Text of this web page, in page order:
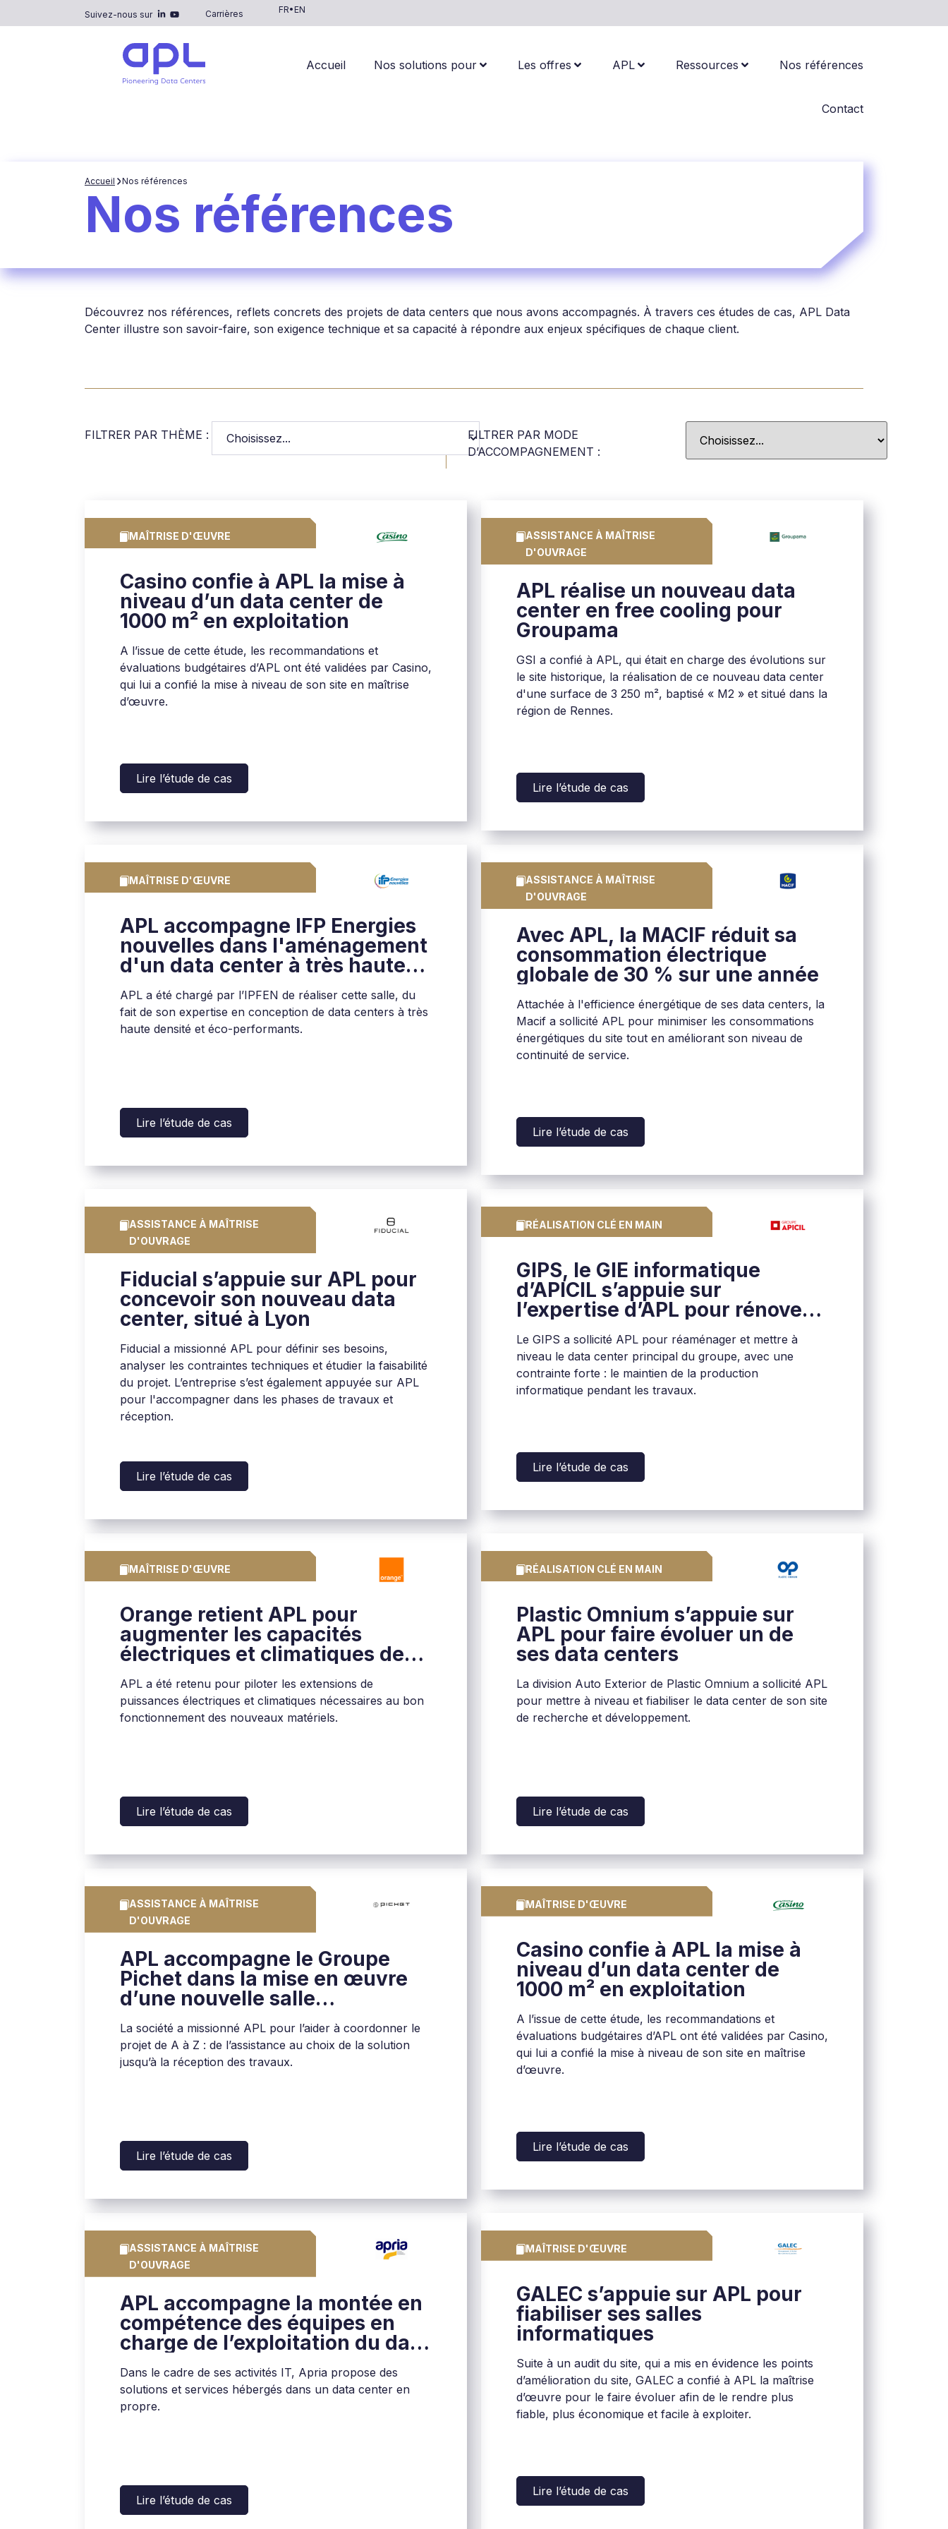
Suivez-nous sur Carrières FR•EN
Accueil Nos solutions pour Les offres APL Ressources Nos références
Contact
Accueil Nos références
Nos références
Découvrez nos références, reflets concrets des projets de data centers que nous avons accompagnés. À travers ces études de cas, APL Data
Center illustre son savoir-faire, son exigence technique et sa capacité à répondre aux enjeux spécifiques de chaque client.
FILTRER PAR THÈME :
FILTRER PAR MODE
D’ACCOMPAGNEMENT :
MAÎTRISE D'ŒUVRE
Casino confie à APL la mise à
niveau d’un data center de
1000 m² en exploitation
A l’issue de cette étude, les recommandations et
évaluations budgétaires d’APL ont été validées par Casino,
qui lui a confié la mise à niveau de son site en maîtrise
d’œuvre.
Lire l’étude de cas
ASSISTANCE À MAÎTRISE
D'OUVRAGE
APL réalise un nouveau data
center en free cooling pour
Groupama
GSI a confié à APL, qui était en charge des évolutions sur
le site historique, la réalisation de ce nouveau data center
d'une surface de 3 250 m², baptisé « M2 » et situé dans la
région de Rennes.
Lire l’étude de cas
MAÎTRISE D'ŒUVRE
APL accompagne IFP Energies
nouvelles dans l'aménagement
d'un data center à très haute
densité
APL a été chargé par l’IPFEN de réaliser cette salle, du
fait de son expertise en conception de data centers à très
haute densité et éco-performants.
Lire l’étude de cas
ASSISTANCE À MAÎTRISE
D'OUVRAGE
Avec APL, la MACIF réduit sa
consommation électrique
globale de 30 % sur une année
Attachée à l'efficience énergétique de ses data centers, la
Macif a sollicité APL pour minimiser les consommations
énergétiques du site tout en améliorant son niveau de
continuité de service.
Lire l’étude de cas
ASSISTANCE À MAÎTRISE
D'OUVRAGE
Fiducial s’appuie sur APL pour
concevoir son nouveau data
center, situé à Lyon
Fiducial a missionné APL pour définir ses besoins,
analyser les contraintes techniques et étudier la faisabilité
du projet. L’entreprise s’est également appuyée sur APL
pour l'accompagner dans les phases de travaux et
réception.
Lire l’étude de cas
RÉALISATION CLÉ EN MAIN
GIPS, le GIE informatique
d’APICIL s’appuie sur
l’expertise d’APL pour rénover
et fiabiliser son data center
principal
Le GIPS a sollicité APL pour réaménager et mettre à
niveau le data center principal du groupe, avec une
contrainte forte : le maintien de la production
informatique pendant les travaux.
Lire l’étude de cas
MAÎTRISE D'ŒUVRE
Orange retient APL pour
augmenter les capacités
électriques et climatiques de
son data center de Val-de-Reuil
APL a été retenu pour piloter les extensions de
puissances électriques et climatiques nécessaires au bon
fonctionnement des nouveaux matériels.
Lire l’étude de cas
RÉALISATION CLÉ EN MAIN
Plastic Omnium s’appuie sur
APL pour faire évoluer un de
ses data centers
La division Auto Exterior de Plastic Omnium a sollicité APL
pour mettre à niveau et fiabiliser le data center de son site
de recherche et développement.
Lire l’étude de cas
ASSISTANCE À MAÎTRISE
D'OUVRAGE
APL accompagne le Groupe
Pichet dans la mise en œuvre
d’une nouvelle salle
informatique modulaire
La société a missionné APL pour l’aider à coordonner le
projet de A à Z : de l’assistance au choix de la solution
jusqu’à la réception des travaux.
Lire l’étude de cas
MAÎTRISE D'ŒUVRE
Casino confie à APL la mise à
niveau d’un data center de
1000 m² en exploitation
A l’issue de cette étude, les recommandations et
évaluations budgétaires d’APL ont été validées par Casino,
qui lui a confié la mise à niveau de son site en maîtrise
d’œuvre.
Lire l’étude de cas
ASSISTANCE À MAÎTRISE
D'OUVRAGE
APL accompagne la montée en
compétence des équipes en
charge de l’exploitation du data
center d’Apria
Dans le cadre de ses activités IT, Apria propose des
solutions et services hébergés dans un data center en
propre.
Lire l’étude de cas
MAÎTRISE D'ŒUVRE
GALEC s’appuie sur APL pour
fiabiliser ses salles
informatiques
Suite à un audit du site, qui a mis en évidence les points
d’amélioration du site, GALEC a confié à APL la maîtrise
d’œuvre pour le faire évoluer afin de le rendre plus
fiable, plus économique et facile à exploiter.
Lire l’étude de cas